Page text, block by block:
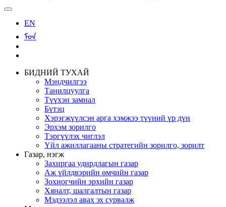
EN
ᠮᠣᠨ
БИДНИЙ ТУХАЙ
Мэндчилгээ
Танилцуулга
Түүхэн замнал
Бүтэц
Хэрэгжүүлсэн арга хэмжээ түүний үр дүн
Эрхэм зорилго
Тэргүүлэх чиглэл
Үйл ажиллагааны стратегийн зорилго, зорилт
Газар, нэгж
Захиргаа удирдлагын газар
Аж үйлдвэрийн өмчийн газар
Зохиогчийн эрхийн газар
Хяналт, шалгалтын газар
Мэдээлэл авах эх сурвалж